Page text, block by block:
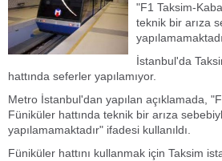
"F1 Taksim-
teknik bir arıza
İstanbul'da
hattında seferler yapılamıyor.
Metro İstanbul'dan yapılan açıklamada,
Füniküler hattında teknik bir arıza
yapılamamaktadır" ifadesi kullanıldı.
Füniküler hattını kullanmak için Taksim